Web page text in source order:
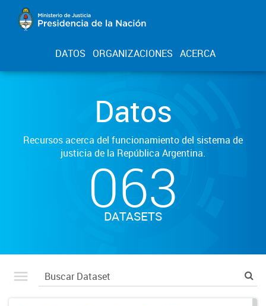
DATOS ORGANIZACIONES ACERCA
Datos
Recursos acerca del funcionamiento del sistema de
justicia de la República Argentina.
063
DATASETS